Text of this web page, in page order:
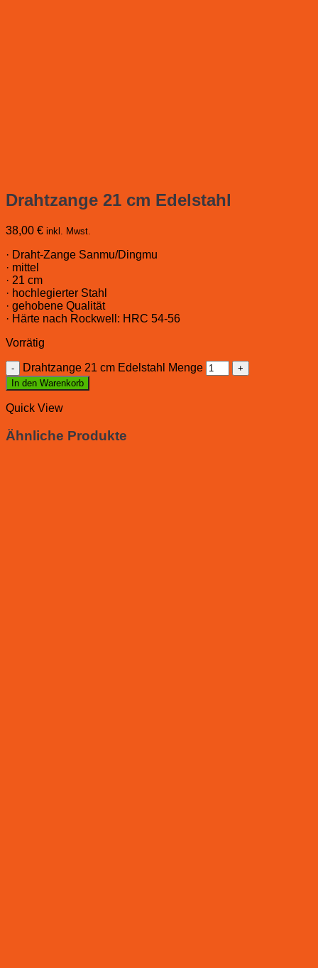
Drahtzange 21 cm Edelstahl
38,00 € inkl. Mwst.
· Draht-Zange Sanmu/Dingmu
· mittel
· 21 cm
· hochlegierter Stahl
· gehobene Qualität
· Härte nach Rockwell: HRC 54-56
Vorrätig
Drahtzange 21 cm Edelstahl Menge
In den Warenkorb
Quick View
Ähnliche Produkte